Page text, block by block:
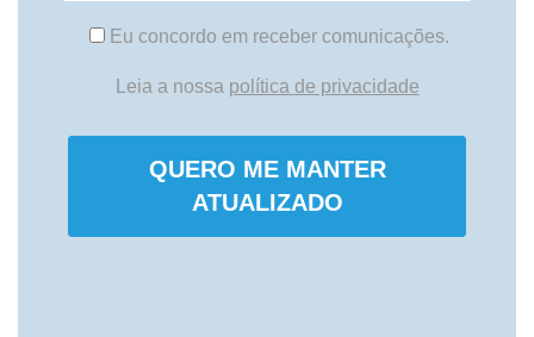
Eu concordo em receber comunicações.
Leia a nossa política de privacidade
QUERO ME MANTER
ATUALIZADO